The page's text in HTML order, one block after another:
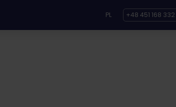
PL +48 451 168 332